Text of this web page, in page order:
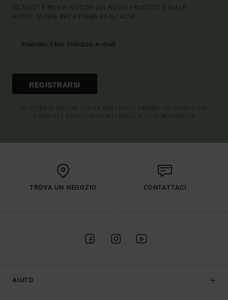
ISCRIVITI E RICEVI NOTIZIE SUI NUOVI PRODOTTI E SULLE
NUOVE STORIE RVCA PRIMA DEGLI ALTRI.
REGISTRARSI
TROVA UN NEGOZIO CONTATTACI
AIUTO